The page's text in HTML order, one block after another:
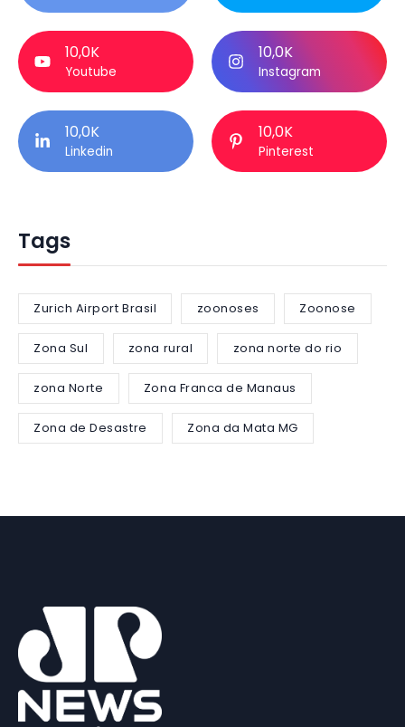
10,0K
Youtube
10,0K
Instagram
10,0K
Linkedin
10,0K
Pinterest
Tags
Zurich Airport Brasil zoonoses Zoonose
Zona Sul zona rural zona norte do rio
zona Norte Zona Franca de Manaus
Zona de Desastre Zona da Mata MG